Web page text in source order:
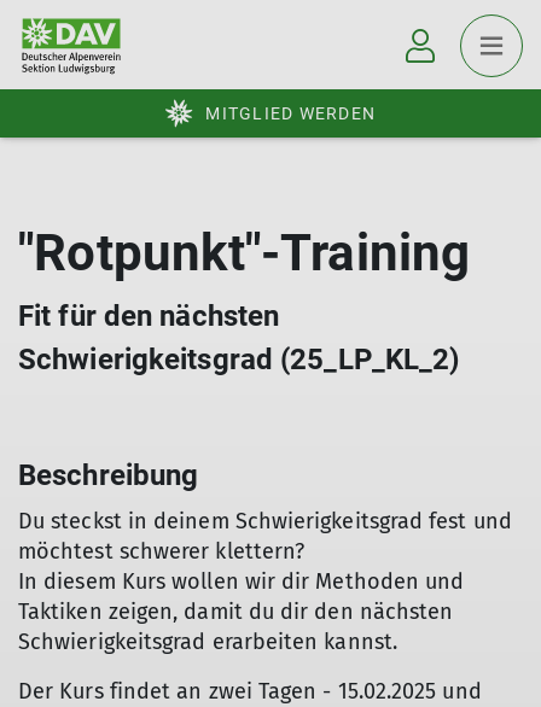
MITGLIED WERDEN
"Rotpunkt"-Training
Fit für den nächsten
Schwierigkeitsgrad (25_LP_KL_2)
Beschreibung
Du steckst in deinem Schwierigkeitsgrad fest und
möchtest schwerer klettern?
In diesem Kurs wollen wir dir Methoden und
Taktiken zeigen, damit du dir den nächsten
Schwierigkeitsgrad erarbeiten kannst.
Der Kurs findet an zwei Tagen - 15.02.2025 und